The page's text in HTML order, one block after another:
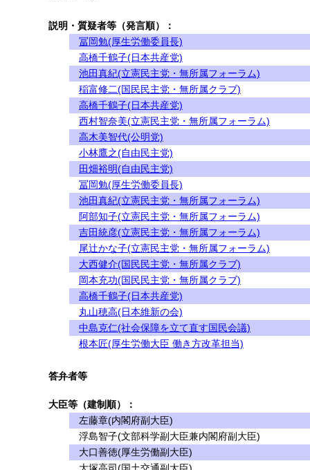
説明・質疑者等（発言順）：
冨岡勉(厚生労働委員長)
高橋千鶴子(日本共産党)
池田真紀(立憲民主党・無所属フォーラム)
稲富修二(国民民主党・無所属クラブ)
高橋千鶴子(日本共産党)
西村智奈美(立憲民主党・無所属フォーラム)
高木美智代(公明党)
小林鷹之(自由民主党)
田畑裕明(自由民主党)
冨岡勉(厚生労働委員長)
池田真紀(立憲民主党・無所属フォーラム)
阿部知子(立憲民主党・無所属フォーラム)
吉田統彦(立憲民主党・無所属フォーラム)
尾辻かな子(立憲民主党・無所属フォーラム)
大西健介(国民民主党・無所属クラブ)
岡本充功(国民民主党・無所属クラブ)
高橋千鶴子(日本共産党)
丸山穂高(日本維新の会)
中島克仁(社会保障を立て直す国民会議)
根本匠(厚生労働大臣 働き方改革担当)
答弁者等
大臣等（建制順）：
左藤章(内閣府副大臣)
浮島智子(文部科学副大臣兼内閣府副大臣)
大口善徳(厚生労働副大臣)